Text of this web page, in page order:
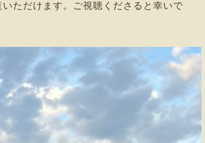
ただけます。ご視聴くださると幸いで